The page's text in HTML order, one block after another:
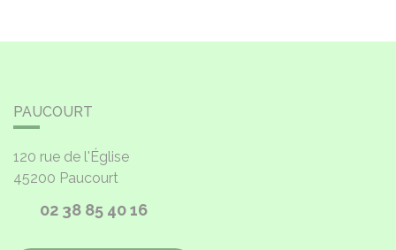
PAUCOURT
120 rue de l'Église
45200 Paucourt
02 38 85 40 16